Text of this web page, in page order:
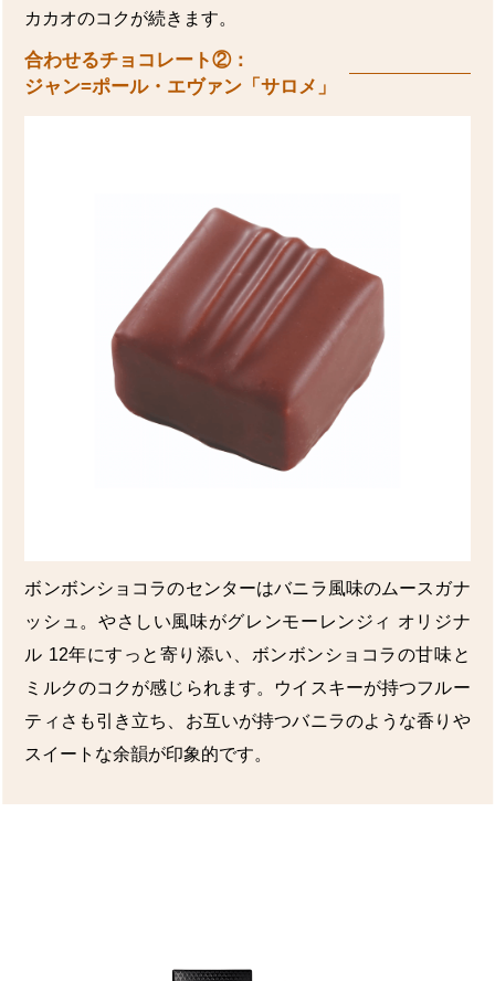
カカオのコクが続きます。
合わせるチョコレート②：
ジャン=ポール・エヴァン「サロメ」
ボンボンショコラのセンターはバニラ風味のムースガナ
ッシュ。やさしい風味がグレンモーレンジィ オリジナ
ル 12年にすっと寄り添い、ボンボンショコラの甘味と
ミルクのコクが感じられます。ウイスキーが持つフルー
ティさも引き立ち、お互いが持つバニラのような香りや
スイートな余韻が印象的です。